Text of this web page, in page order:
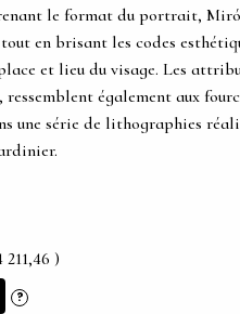
le format du portrait,
en brisant les codes
et lieu du visage. Les
également aux
une série de lithographies
)
?